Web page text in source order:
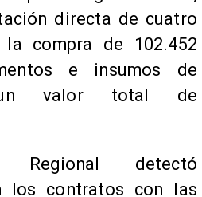
directa de cuatro
la compra de 102.452
e insumos de
valor total de
Regional detectó
los contratos con las